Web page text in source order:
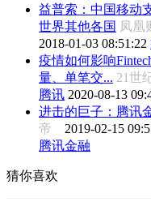
益普索：中国移动
世界其他各国 凤
2018-01-03 08:51:22
疫情如何影响
量、单笔交... 21世
腾讯 2020-08-13
进击的巨子：腾讯
帝 2019-02-15
腾讯金融
猜你喜欢